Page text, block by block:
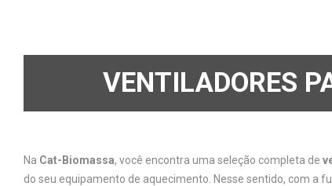
VENTILADORES
Na Cat-Biomassa, você encontra uma seleção completa de
do seu equipamento de aquecimento. Nesse sentido, com a